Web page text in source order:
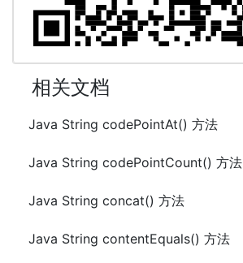
相关文档
Java String codePointAt() 方法
Java String codePointCount() 方法
Java String concat() 方法
Java String contentEquals() 方法